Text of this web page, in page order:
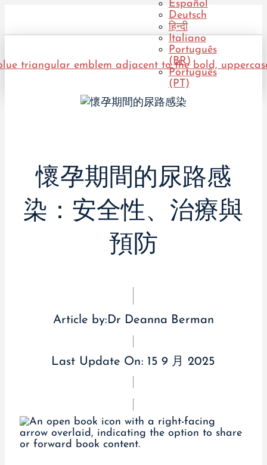
Español
Deutsch
हिन्दी
Italiano
Português
(BR)
Português
(PT)
懷孕期間的尿路感
染：安全性、治療與
預防
Article by:Dr Deanna Berman
Last Update On: 15 9 月 2025